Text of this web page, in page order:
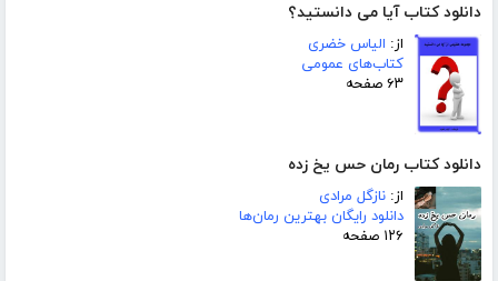
دانلود کتاب آیا می دانستید؟
از: الیاس خضری
کتاب‌های عمومی
۶۳ صفحه
دانلود کتاب رمان حس یخ زده
از: نازگل مرادی
دانلود رایگان بهترین رمان‌ها
۱۲۶ صفحه